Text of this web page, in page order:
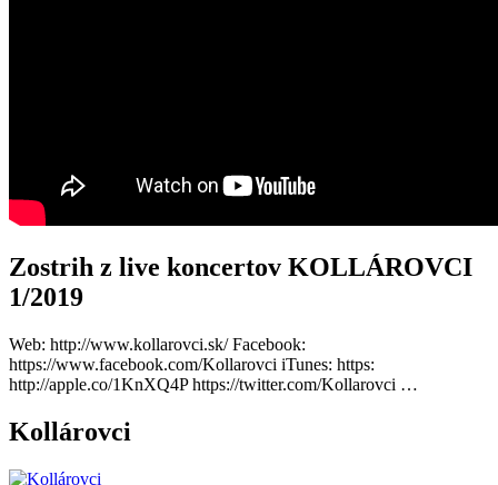
Zostrih z live koncertov KOLLÁROVCI
1/2019
Web: http://www.kollarovci.sk/ Facebook:
https://www.facebook.com/Kollarovci iTunes: https:
http://apple.co/1KnXQ4P https://twitter.com/Kollarovci …
Kollárovci